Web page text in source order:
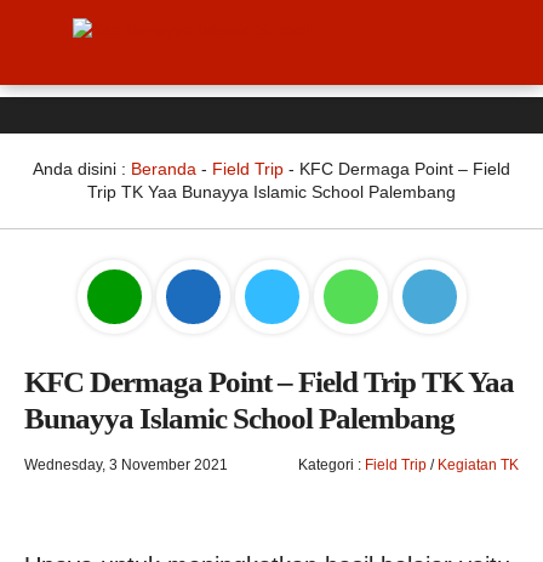
Anda disini : Beranda - Field Trip - KFC Dermaga Point – Field
Trip TK Yaa Bunayya Islamic School Palembang
KFC Dermaga Point – Field Trip TK Yaa
Bunayya Islamic School Palembang
Wednesday, 3 November 2021 Kategori : Field Trip / Kegiatan TK